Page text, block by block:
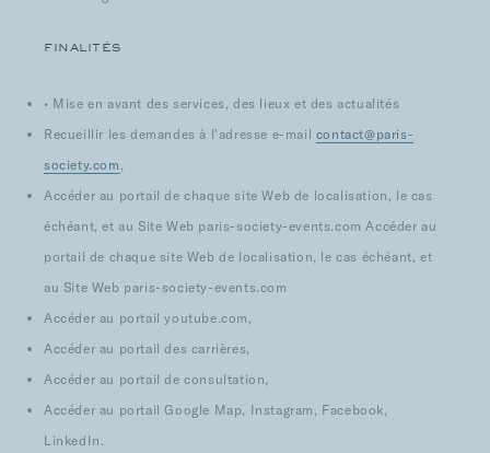
FINALITÉS
• Mise en avant des services, des lieux et des actualités
Recueillir les demandes à l’adresse e-mail contact@paris-
society.com ,
Accéder au portail de chaque site Web de localisation, le cas
échéant, et au Site Web paris-society-events.com Accéder au
portail de chaque site Web de localisation, le cas échéant, et
au Site Web paris-society-events.com
Accéder au portail youtube.com,
Accéder au portail des carrières,
Accéder au portail de consultation,
Accéder au portail Google Map, Instagram, Facebook,
LinkedIn.